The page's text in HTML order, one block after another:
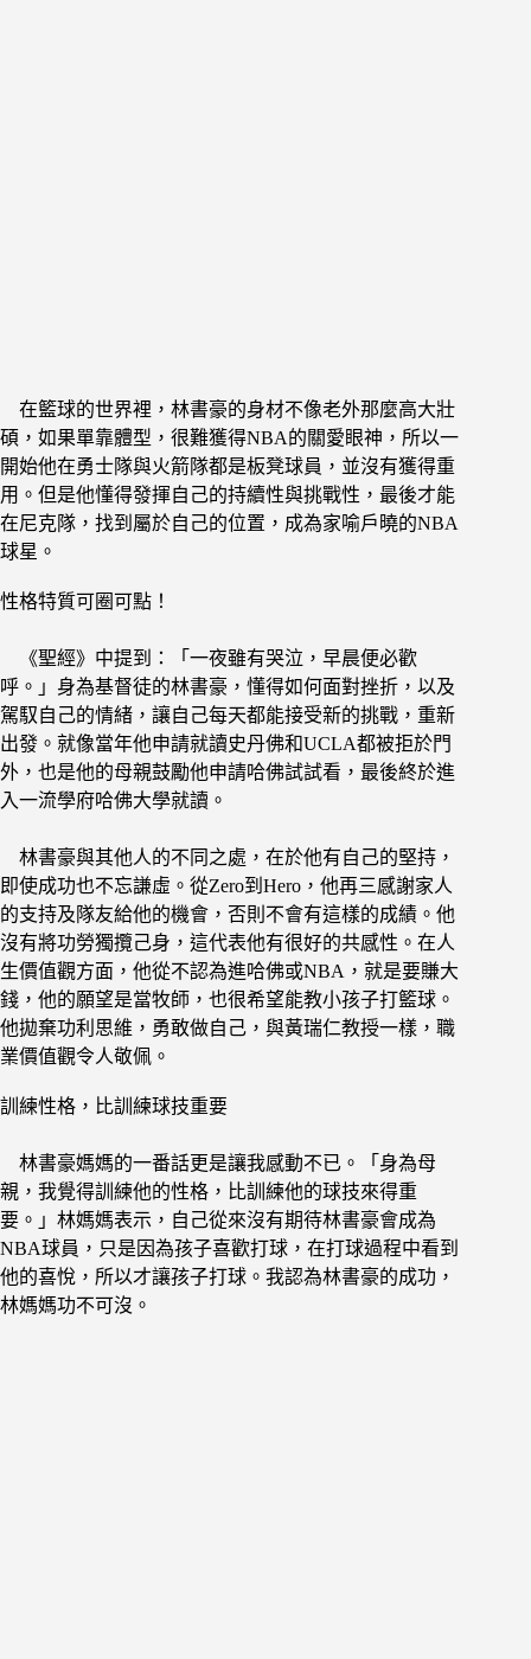
在籃球的世界裡，林書豪的身材不像老外那麼高大壯
碩，如果單靠體型，很難獲得NBA的關愛眼神，所以一
開始他在勇士隊與火箭隊都是板凳球員，並沒有獲得重
用。但是他懂得發揮自己的持續性與挑戰性，最後才能
在尼克隊，找到屬於自己的位置，成為家喻戶曉的NBA
球星。
性格特質可圈可點！
《聖經》中提到：「一夜雖有哭泣，早晨便必歡
呼。」身為基督徒的林書豪，懂得如何面對挫折，以及
駕馭自己的情緒，讓自己每天都能接受新的挑戰，重新
出發。就像當年他申請就讀史丹佛和UCLA都被拒於門
外，也是他的母親鼓勵他申請哈佛試試看，最後終於進
入一流學府哈佛大學就讀。
林書豪與其他人的不同之處，在於他有自己的堅持，
即使成功也不忘謙虛。從Zero到Hero，他再三感謝家人
的支持及隊友給他的機會，否則不會有這樣的成績。他
沒有將功勞獨攬己身，這代表他有很好的共感性。在人
生價值觀方面，他從不認為進哈佛或NBA，就是要賺大
錢，他的願望是當牧師，也很希望能教小孩子打籃球。
他拋棄功利思維，勇敢做自己，與黃瑞仁教授一樣，職
業價值觀令人敬佩。
訓練性格，比訓練球技重要
林書豪媽媽的一番話更是讓我感動不已。「身為母
親，我覺得訓練他的性格，比訓練他的球技來得重
要。」林媽媽表示，自己從來沒有期待林書豪會成為
NBA球員，只是因為孩子喜歡打球，在打球過程中看到
他的喜悅，所以才讓孩子打球。我認為林書豪的成功，
林媽媽功不可沒。